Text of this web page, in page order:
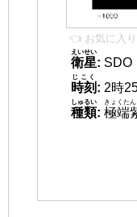
👈 お気に入り
衛星
えいせい
: SDO
時刻
じこく
: 2時
種類
しゅるい
: 極端
きょくた